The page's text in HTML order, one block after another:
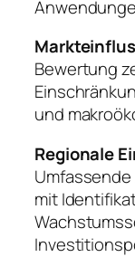
Bewertung
und
Regionale
mit